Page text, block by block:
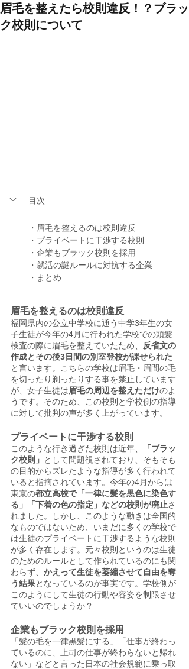
眉毛を整えたら校則違反！？ブラッ
ク校則について
目次
・眉毛を整えるのは校則違反
・プライベートに干渉する校則
・企業もブラック校則を採用
・就活の謎ルールに対抗する企業
・まとめ
眉毛を整えるのは校則違反
福岡県内の公立中学校に通う中学3年生の女
子生徒が今年の4月に行われた学校での頭髪
検査の際に眉毛を整えていたため、
反省文の
作成とその後3日間の別室登校が課せられた
と言います。こちらの学校は眉毛・眉間の毛
を切ったり剃ったりする事を禁止しています
が、女子生徒は眉毛の周辺を整えただけのよ
うです。そのため、この校則と学校側の指導
に対して批判の声が多く上がっています。
プライベートに干渉する校則
このような行き過ぎた校則は近年、
「ブラッ
ク校則」 として問題視されており、そもそも
の目的からズレたような指導が多く行われて
いると指摘されています。今年の4月からは
東京の都立高校で「一律に髪を黒色に染色す
る」「下着の色の指定」などの校則が廃止さ
れました。しかし、このような動きは全国的
なものではないため、いまだに多くの学校で
は生徒のプライベートに干渉するような校則
が多く存在します。元々校則というのは生徒
のためのルールとして作られているのにも関
わらず、 かえって生徒を萎縮させて自由を奪
う結果となっているのが事実です。学校側が
このようにして生徒の行動や容姿を制限させ
ていいのでしょうか？
企業もブラック校則を採用
「髪の毛を一律黒髪にする」「仕事が終わっ
ているのに、上司の仕事が終わらないと帰れ
ない」などと言った日本の社会規範に乗っ取